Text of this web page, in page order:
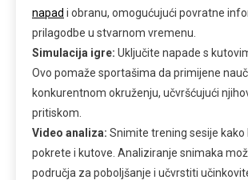
napad i obranu, omogućujući povratne
prilagodbe u stvarnom vremenu.
Simulacija igre: Uključite napade s
Ovo pomaže sportašima da primijene
konkurentnom okruženju, učvršćujući
pritiskom.
Video analiza: Snimite trening sesije kako
pokrete i kutove. Analiziranje snimaka
područja za poboljšanje i učvrstiti